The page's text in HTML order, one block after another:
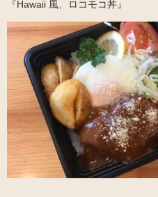
『Hawaii 風、ロコモコ丼』